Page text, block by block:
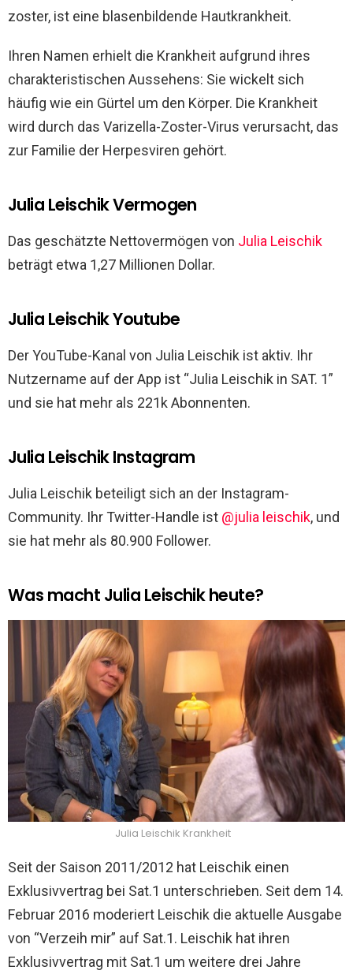
zoster, ist eine blasenbildende Hautkrankheit.
Ihren Namen erhielt die Krankheit aufgrund ihres
charakteristischen Aussehens: Sie wickelt sich
häufig wie ein Gürtel um den Körper. Die Krankheit
wird durch das Varizella-Zoster-Virus verursacht, das
zur Familie der Herpesviren gehört.
Julia Leischik Vermogen
Das geschätzte Nettovermögen von Julia Leischik
beträgt etwa 1,27 Millionen Dollar.
Julia Leischik Youtube
Der YouTube-Kanal von Julia Leischik ist aktiv. Ihr
Nutzername auf der App ist “Julia Leischik in SAT. 1”
und sie hat mehr als 221k Abonnenten.
Julia Leischik Instagram
Julia Leischik beteiligt sich an der Instagram-
Community. Ihr Twitter-Handle ist @julia leischik, und
sie hat mehr als 80.900 Follower.
Was macht Julia Leischik heute?
Julia Leischik Krankheit
Seit der Saison 2011/2012 hat Leischik einen
Exklusivvertrag bei Sat.1 unterschrieben. Seit dem 14.
Februar 2016 moderiert Leischik die aktuelle Ausgabe
von “Verzeih mir” auf Sat.1. Leischik hat ihren
Exklusivvertrag mit Sat.1 um weitere drei Jahre